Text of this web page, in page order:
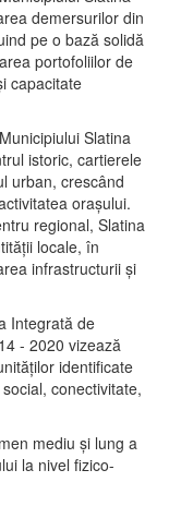
demersurilor din
pe o bază solidă
portofoliilor de
capacitate
Slatina
istoric, cartierele
urban, crescând
oraşului.
regional, Slatina
locale, în
infrastructurii şi
Integrată de
- 2020 vizează
identificate
conectivitate,
mediu şi lung a
la nivel fizico-